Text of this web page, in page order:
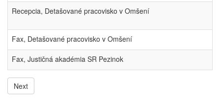
Recepcia, Detašované pracovisko v Omšení
Fax, Detašované pracovisko v Omšení
Fax, Justičná akadémia SR Pezinok
Next